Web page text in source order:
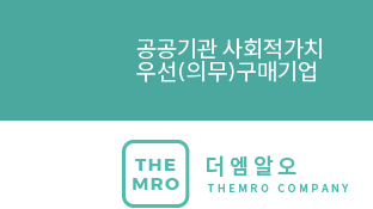
공공기관 사회적가치
우선(의무)구매기업